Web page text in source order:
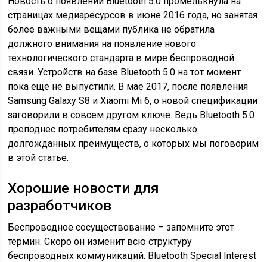
страницах медиаресурсов в июне 2016 года, но занятая
более важными вещами публика не обратила
должного внимания на появление нового
технологического стандарта в мире беспроводной
связи. Устройств на базе Bluetooth 5.0 на тот момент
пока еще не выпустили. В мае 2017, после появления
Samsung Galaxy S8 и Xiaomi Mi 6, о новой спецификации
заговорили в совсем другом ключе. Ведь Bluetooth 5.0
преподнес потребителям сразу несколько
долгожданных преимуществ, о которых мы поговорим
в этой статье.
Хорошие новости для
разработчиков
Беспроводное сосуществование – запомните этот
термин. Скоро он изменит всю структуру
беспроводных коммуникаций. Bluetooth Special Interest